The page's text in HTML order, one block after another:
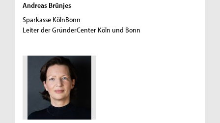
Andreas Brünjes
Sparkasse KölnBonn
Leiter der GründerCenter Köln und Bonn